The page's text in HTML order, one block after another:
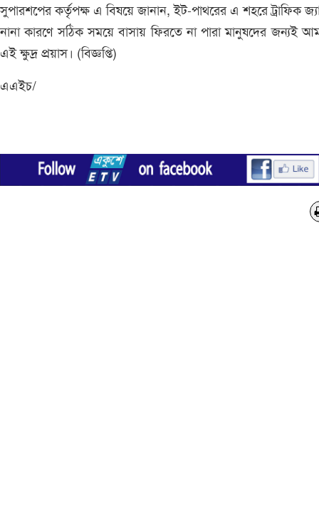
সুপারশপের কর্তৃপক্ষ এ বিষয়ে জানান, ইট-পাথরের এ শহরে ট্রাফিক
নানা কারণে সঠিক সময়ে বাসায় ফিরতে না পারা মানুষদের জন্যই
এই ক্ষুদ্র প্রয়াস। (বিজ্ঞপ্তি)
এএইচ/